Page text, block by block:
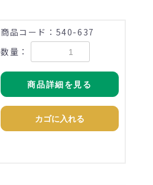
商品コード：540-637
数量：
商品詳細を見る
カゴに入れる